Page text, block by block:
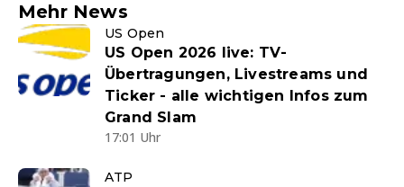
Mehr News
US Open
US Open 2026 live: TV-
Übertragungen, Livestreams und
Ticker - alle wichtigen Infos zum
Grand Slam
17:01 Uhr
ATP